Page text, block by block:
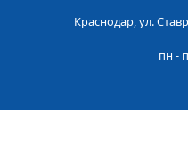
Краснодар, ул.
пн -